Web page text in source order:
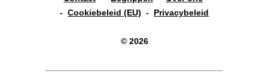
-Cookiebeleid (EU) - Privacybeleid
© 2026